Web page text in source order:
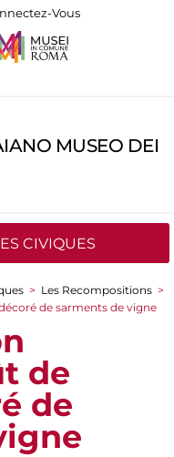
Vous
MUSEO DEI
CIVIQUES
> Les Recompositions >
de sarments de vigne
de
de